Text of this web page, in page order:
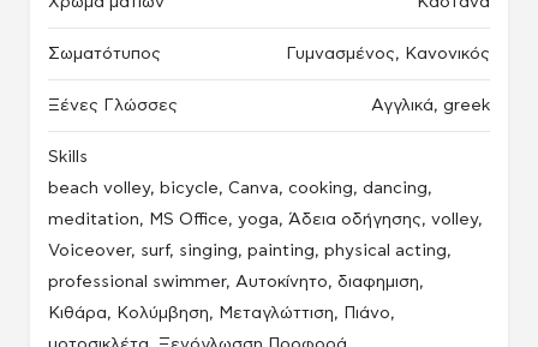
Σωματότυπος Γυμνασμένος, Κανονικός
Ξένες Γλώσσες Αγγλικά, greek
Skills
beach volley, bicycle, Canva, cooking, dancing,
meditation, MS Office, yoga, Άδεια οδήγησης, volley,
Voiceover, surf, singing, painting, physical acting,
professional swimmer, Αυτοκίνητο, διαφημιση,
Κιθάρα, Κολύμβηση, Μεταγλώττιση, Πιάνο,